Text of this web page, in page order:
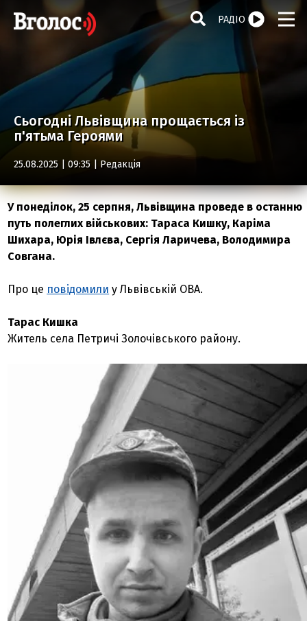
РАДІО
Сьогодні Львівщина прощається із
п'ятьма Героями
25.08.2025 | 09:35 | Редакція
У понеділок, 25 серпня, Львівщина проведе в останню
путь полеглих військових: Тараса Кишку, Каріма
Шихара, Юрія Івлєва, Сергія Ларичева, Володимира
Совгана.
Про це повідомили у Львівській ОВА.
Тарас Кишка
Житель села Петричі Золочівського району.